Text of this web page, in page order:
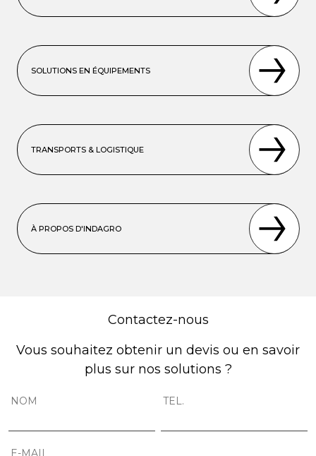
SOLUTIONS EN ÉQUIPEMENTS
TRANSPORTS & LOGISTIQUE
À PROPOS D'INDAGRO
Contactez-nous
Vous souhaitez obtenir un devis ou en savoir
plus sur nos solutions ?